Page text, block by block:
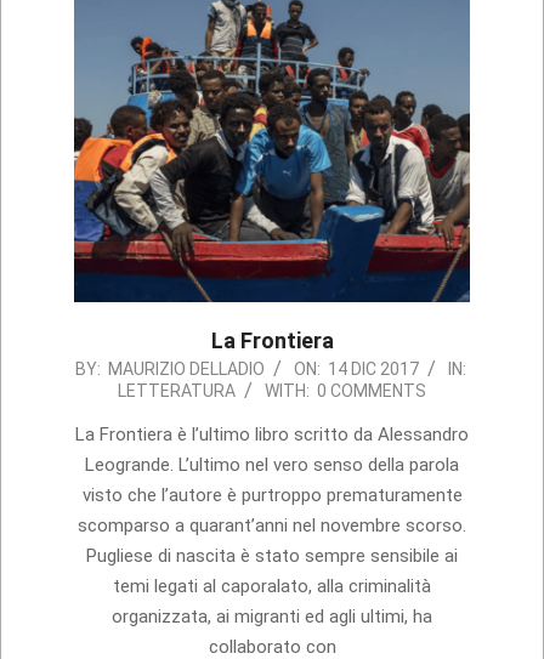
La Frontiera
2017-
14
BY: MAURIZIO DELLADIO ON: 14 DIC 2017
IN:
LETTERATURA
WITH: 0 COMMENTS
La Frontiera è l’ultimo libro scritto da Alessandro
Leogrande. L’ultimo nel vero senso della parola
visto che l’autore è purtroppo prematuramente
scomparso a quarant’anni nel novembre scorso.
Pugliese di nascita è stato sempre sensibile ai
temi legati al caporalato, alla criminalità
organizzata, ai migranti ed agli ultimi, ha
collaborato con